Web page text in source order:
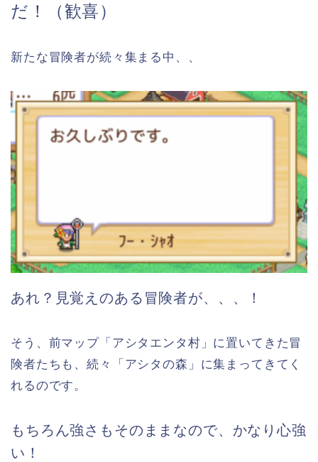
だ！（歓喜）
新たな冒険者が続々集まる中、、
あれ？見覚えのある冒険者が、、、！
そう、前マップ「アシタエンタ村」に置いてきた冒
険者たちも、続々「アシタの森」に集まってきてく
れるのです。
もちろん強さもそのままなので、かなり心強
い！